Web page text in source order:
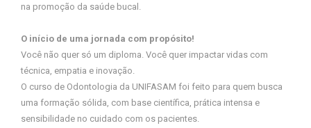
na promoção da saúde bucal.
O início de uma jornada com propósito!
Você não quer só um diploma. Você quer impactar vidas com
técnica, empatia e inovação.
O curso de Odontologia da UNIFASAM foi feito para quem busca
uma formação sólida, com base científica, prática intensa e
sensibilidade no cuidado com os pacientes.